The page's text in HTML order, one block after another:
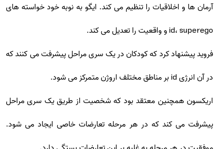
آرمان ها و اخلاقیات را تنظیم می کند. ایگو به نوبه خود خواسته های
id، superego و واقعیت را تعدیل می کند.
فروید پیشنهاد کرد که کودکان در یک سری مراحل پیشرفت می کنند که
در آن انرژی id بر مناطق مختلف اروژن متمرکز می شود.
اریکسون همچنین معتقد بود که شخصیت از طریق یک سری مراحل
پیشرفت می کند که در هر مرحله تعارضات خاصی ایجاد می شود.